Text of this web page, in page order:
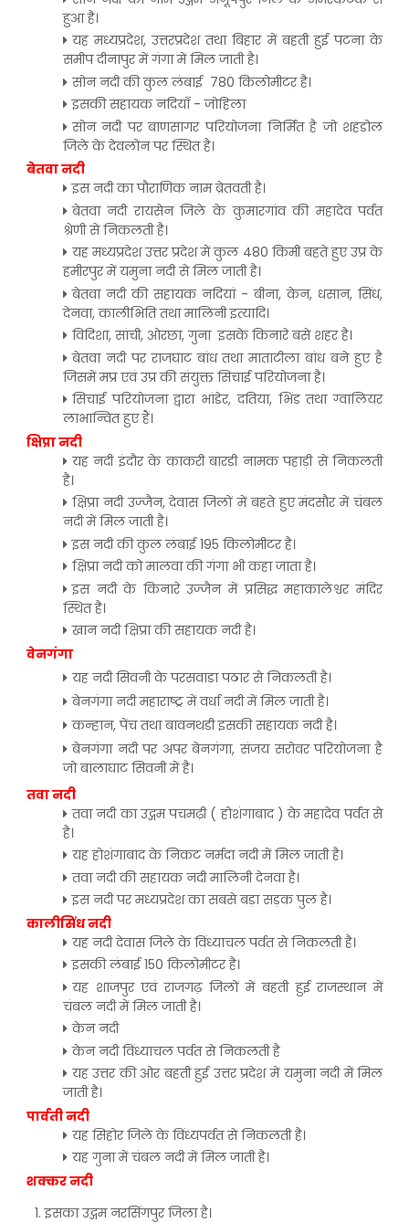
हुआ है।
यह मध्यप्रदेश, उत्तरप्रदेश तथा बिहार में बहती हुई पटना के
समीप दीनापुर में गंगा में मिल जाती है।
सोन नदी की कुल लंबाई 780 किलोमीटर है।
इसकी सहायक नदियाँ - जोहिला
सोन नदी पर बाणसागर परियोजना निर्मित है जो शहडोल
जिले के देवलोन पर स्थित है।
बेतवा नदी
इस नदी का पौराणिक नाम ब्रेतवती है।
बेतवा नदी रायसेन जिले के कुमारगांव की महादेव पर्वत
श्रेणी से निकलती है।
यह मध्यप्रदेश उत्तर प्रदेश में कुल 480 किमी बहते हुए उप्र के
हमीरपुर में यमुना नदी से मिल जाती है।
बेतवा नदी की सहायक नदियां - बीना, केन, धसान, सिंध,
देनवा, कालीभिति तथा मालिनी इत्यादि।
विदिशा, सांची, ओरछा, गुना इसके किनारे बसे शहर है।
बेतवा नदी पर राजघाट बांध तथा माताटीला बांध बने हुए है
जिसमें मप्र एवं उप्र की संयुक्त सिचाई परियोजना है।
सिचाई परियोजना द्वारा भांडेर, दतिया, भिंड तथा ग्वालियर
लाभान्वित हुए हैं।
क्षिप्रा नदी
यह नदी इंदौर के काकरी बारडी नामक पहाड़ी से निकलती
है।
क्षिप्रा नदी उज्जैन, देवास जिलों में बहते हुए मंदसौर में चंबल
नदी में मिल जाती है।
इस नदी की कुल लंबाई 195 किलोमीटर है।
क्षिप्रा नदी को मालवा की गंगा भी कहा जाता है।
इस नदी के किनारे उज्जैन में प्रसिद्ध महाकालेश्वर मंदिर
स्थित है।
खान नदी क्षिप्रा की सहायक नदी है।
वेनगंगा
यह नदी सिवनी के परसवाडा पठार से निकलती है।
बेनगंगा नदी महाराष्ट्र में वर्धा नदी में मिल जाती है।
कन्हान, पेंच तथा बावनथडी इसकी सहायक नदी है।
बेनगंगा नदी पर अपर बेनगंगा, संजय सरोवर परियोजना है
जो बालाघाट सिवनी में है।
तवा नदी
तवा नदी का उद्गम पचमढ़ी ( होशंगाबाद ) के महादेव पर्वत से
है।
यह होशंगाबाद के निकट नर्मदा नदी में मिल जाती है।
तवा नदी की सहायक नदी मालिनी देनवा है।
इस नदी पर मध्यप्रदेश का सबसे बड़ा सड़क पुल है।
कालीसिंध नदी
यह नदी देवास जिले के विंध्याचल पर्वत से निकलती है।
इसकी लंबाई 150 किलोमीटर है।
यह शाजपुर एवं राजगढ़ जिलों में बहती हुई राजस्थान में
चंबल नदी में मिल जाती है।
केन नदी
केन नदी विंध्याचल पर्वत से निकलती है
यह उत्तर की ओर बहती हुई उत्तर प्रदेश में यमुना नदी में मिल
जाती है।
पार्वती नदी
यह सिहोर जिले के विंध्यपर्वत से निकलती है।
यह गुना में चंबल नदी में मिल जाती है।
शक्कर नदी
इसका उद्गम नरसिंगपुर जिला है।